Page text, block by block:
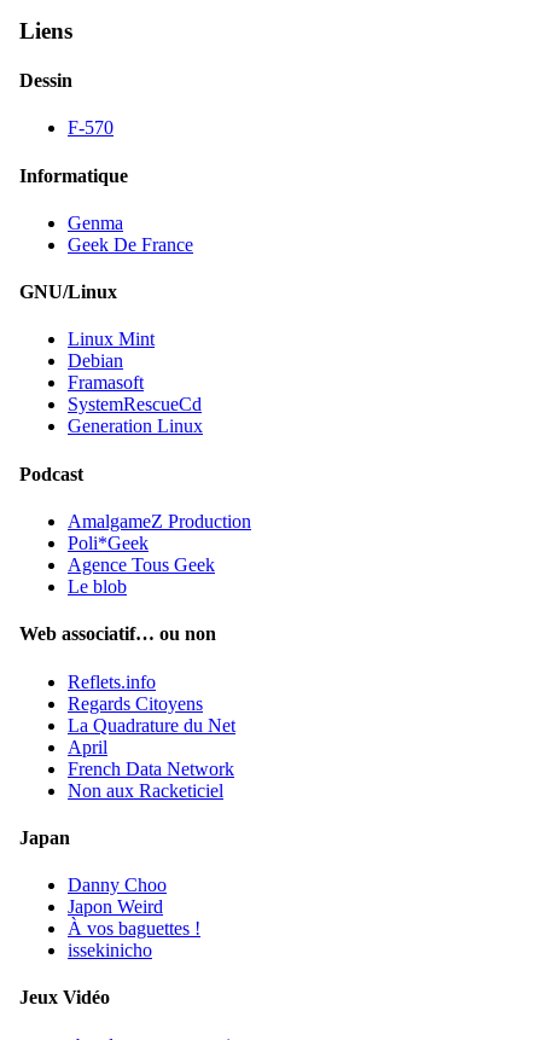
Liens
Dessin
F-570
Informatique
Genma
Geek De France
GNU/Linux
Linux Mint
Debian
Framasoft
SystemRescueCd
Generation Linux
Podcast
AmalgameZ Production
Poli*Geek
Agence Tous Geek
Le blob
Web associatif… ou non
Reflets.info
Regards Citoyens
La Quadrature du Net
April
French Data Network
Non aux Racketiciel
Japan
Danny Choo
Japon Weird
À vos baguettes !
issekinicho
Jeux Vidéo